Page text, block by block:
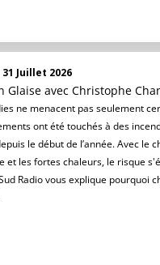
Juillet 2026
Glaise avec Christophe
ne menacent pas seulement
ont été touchés à des
le début de l’année. Avec le
et les fortes chaleurs, le risque
Radio vous explique pourquoi